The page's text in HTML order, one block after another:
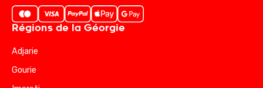
Régions de la Géorgie
Adjarie
Gourie